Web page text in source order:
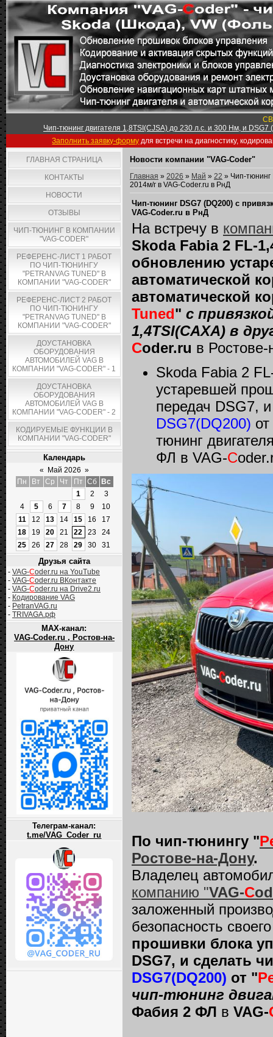
Чип-тюнинг двигателя 1,8TSI(CJSA) до 230 л.с. и 300 Нм, и
Заполнить заявку-форму для встречи на диагностику,
ГЛАВНАЯ СТРАНИЦА
КОНТАКТЫ
НОВОСТИ
ОТЗЫВЫ
ЧИП-ТЮНИНГ В КОМПАНИИ
"VAG-CODER"
РЕФЕРЕНС-ЛИСТ 1 РАБОТ
ПО ЧИП-ТЮНИНГУ
"PETRANVAG TUNED" В
КОМПАНИИ "VAG-CODER"
РЕФЕРЕНС-ЛИСТ 2 РАБОТ
ПО ЧИП-ТЮНИНГУ
"PETRANVAG TUNED" В
КОМПАНИИ "VAG-CODER"
ДОУСТАНОВКА
ОБОРУДОВАНИЯ
АВТОМОБИЛЕЙ VAG В
КОМПАНИИ "VAG-CODER" - 1
ДОУСТАНОВКА
ОБОРУДОВАНИЯ
АВТОМОБИЛЕЙ VAG В
КОМПАНИИ "VAG-CODER" - 2
КОДИРУЕМЫЕ ФУНКЦИИ В
КОМПАНИИ "VAG-CODER"
Календарь
« Май 2026 »
Пн
Вт Ср Чт Пт Сб
Вс
1
2
3
4
5 6 7 8 9
10
11
12 13 14 15 16
17
18
19 20 21 22 23
24
25
26 27 28 29 30 31
Друзья сайта
- VAG-Coder.ru на YouTube
- VAG-Coder.ru ВКонтакте
- VAG-Coder.ru на Drive2.ru
- Кодирование VAG
- PetranVAG.ru
- TRIVAGA.рф
MAX-канал:
VAG-Coder.ru , Ростов-на-
Дону
Телеграм-канал:
t.me/VAG_Coder_ru
Новости компании "VAG-Coder"
Главная » 2026 » Май » 22 » Чип-тюнинг
2014м/г в VAG-Coder.ru в РнД
Чип-тюнинг DSG7 (DQ200) с
VAG-Coder.ru в РнД
На встречу в
Skoda Fabia 2 FL-
обновлению
автоматической
автоматической
Tuned" с
1,4TSI(CAXA) в
Coder.ru в Ростове-
Skoda Fabia 2
устаревшей
передач DSG7,
DSG7(DQ200) от
тюнинг
ФЛ в VAG-C
По чип-тюнингу "
Ростове-на-Дону.
Владелец
компанию "VAG-C
заложенный
безопасность
прошивки блока
DSG7, и сделать
DSG7(DQ200) от "
чип-тюнинг
Фабия 2 ФЛ в VAG-